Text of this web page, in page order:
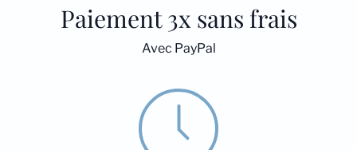
Paiement 3x sans frais
Avec PayPal